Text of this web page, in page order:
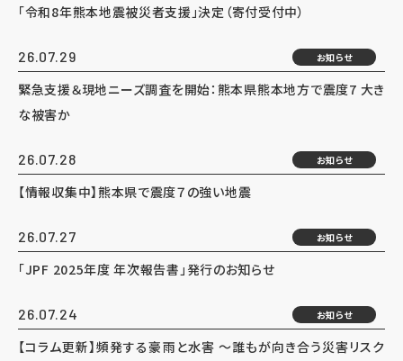
「令和8年熊本地震被災者支援」決定（寄付受付中）
26.07.29 お知らせ
緊急支援＆現地ニーズ調査を開始：熊本県熊本地方で震度7 大き
な被害か
26.07.28 お知らせ
【情報収集中】熊本県で震度７の強い地震
26.07.27 お知らせ
「JPF 2025年度 年次報告書」発行のお知らせ
26.07.24 お知らせ
【コラム更新】頻発する豪雨と水害 ～誰もが向き合う災害リスク